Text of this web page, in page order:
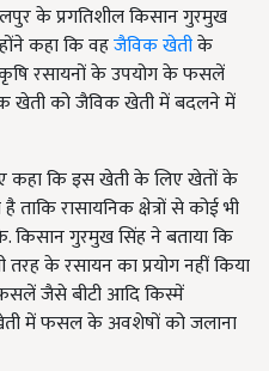
के प्रगतिशील किसान गुरमुख
कहा कि वहजैविक खेतीके
रसायनों के उपयोग के फसलें
खेती को जैविक खेती में बदलने में
कहा कि इस खेती के लिए खेतों के
रासायनिक क्षेत्रों से कोई भी
किसान गुरमुख सिंह ने बताया कि
के रसायन का प्रयोग नहीं किया
जैसे बीटी आदि किस्में
खेती में फसल के अवशेषों को जलाना